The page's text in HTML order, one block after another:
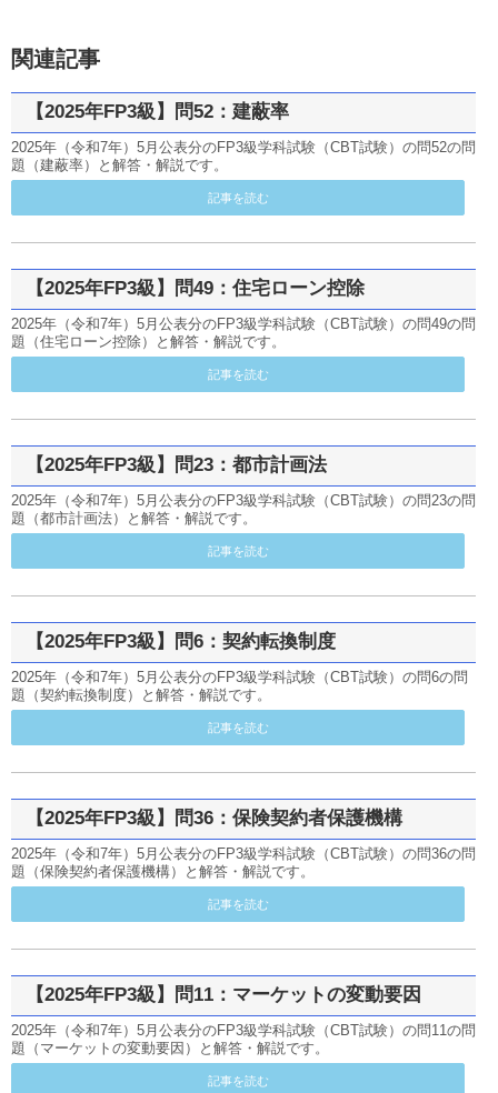
関連記事
【2025年FP3級】問52：建蔽率
2025年（令和7年）5月公表分のFP3級学科試験（CBT試験）の問52の問
題（建蔽率）と解答・解説です。
記事を読む
【2025年FP3級】問49：住宅ローン控除
2025年（令和7年）5月公表分のFP3級学科試験（CBT試験）の問49の問
題（住宅ローン控除）と解答・解説です。
記事を読む
【2025年FP3級】問23：都市計画法
2025年（令和7年）5月公表分のFP3級学科試験（CBT試験）の問23の問
題（都市計画法）と解答・解説です。
記事を読む
【2025年FP3級】問6：契約転換制度
2025年（令和7年）5月公表分のFP3級学科試験（CBT試験）の問6の問
題（契約転換制度）と解答・解説です。
記事を読む
【2025年FP3級】問36：保険契約者保護機構
2025年（令和7年）5月公表分のFP3級学科試験（CBT試験）の問36の問
題（保険契約者保護機構）と解答・解説です。
記事を読む
【2025年FP3級】問11：マーケットの変動要因
2025年（令和7年）5月公表分のFP3級学科試験（CBT試験）の問11の問
題（マーケットの変動要因）と解答・解説です。
記事を読む